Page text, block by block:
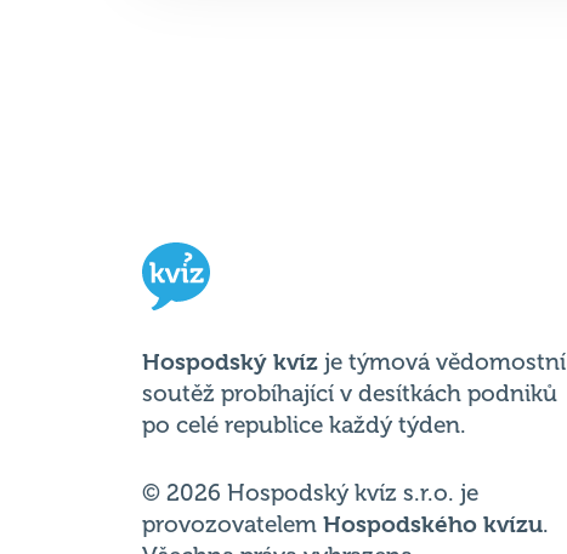
Hospodský kvíz je týmová vědomostní
soutěž probíhající v desítkách podniků
po celé republice každý týden.
© 2026 Hospodský kvíz s.r.o. je
provozovatelem Hospodského kvízu.